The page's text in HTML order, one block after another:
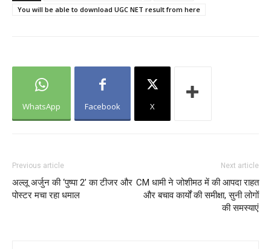
You will be able to download UGC NET result from here
WhatsApp Facebook X
Previous article
अल्लू अर्जुन की ‘पुष्पा 2’ का टीजर और
पोस्टर मचा रहा धमाल
Next article
CM धामी ने जोशीमठ में की आपदा राहत
और बचाव कार्यों की समीक्षा, सुनी लोगों
की समस्याएं